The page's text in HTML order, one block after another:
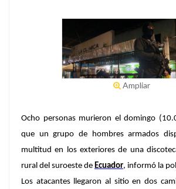
Ampliar
Ocho personas murieron el domingo
que un grupo de hombres armados
multitud en los exteriores de una
rural del suroeste de Ecuador, informó la
Los atacantes llegaron al sitio en dos